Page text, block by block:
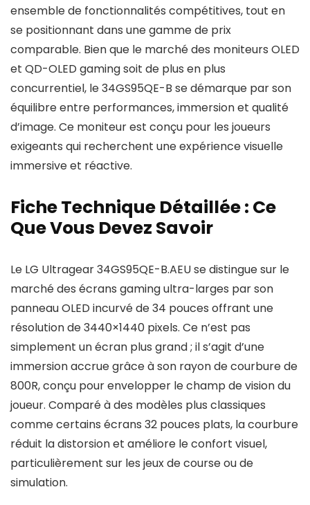
ensemble de fonctionnalités compétitives, tout en
se positionnant dans une gamme de prix
comparable. Bien que le marché des moniteurs OLED
et QD-OLED gaming soit de plus en plus
concurrentiel, le 34GS95QE-B se démarque par son
équilibre entre performances, immersion et qualité
d’image. Ce moniteur est conçu pour les joueurs
exigeants qui recherchent une expérience visuelle
immersive et réactive.
Fiche Technique Détaillée : Ce
Que Vous Devez Savoir
Le LG Ultragear 34GS95QE-B.AEU se distingue sur le
marché des écrans gaming ultra-larges par son
panneau OLED incurvé de 34 pouces offrant une
résolution de 3440×1440 pixels. Ce n’est pas
simplement un écran plus grand ; il s’agit d’une
immersion accrue grâce à son rayon de courbure de
800R, conçu pour envelopper le champ de vision du
joueur. Comparé à des modèles plus classiques
comme certains écrans 32 pouces plats, la courbure
réduit la distorsion et améliore le confort visuel,
particulièrement sur les jeux de course ou de
simulation.